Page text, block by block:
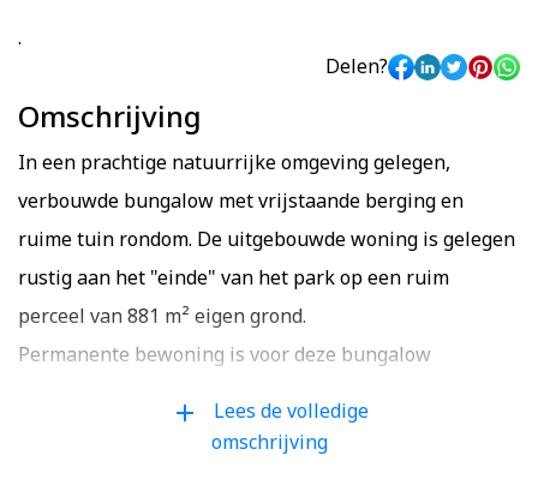
.
Delen?
Omschrijving
In een prachtige natuurrijke omgeving gelegen,
verbouwde bungalow met vrijstaande berging en
ruime tuin rondom. De uitgebouwde woning is gelegen
rustig aan het "einde" van het park op een ruim
perceel van 881 m² eigen grond.
Permanente bewoning is voor deze bungalow
add
Lees de volledige
omschrijving